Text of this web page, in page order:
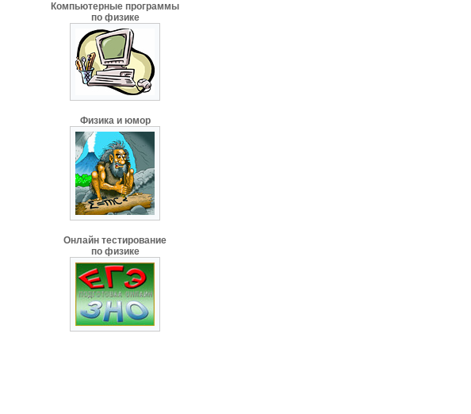
Компьютерные программы
по физике
Физика и юмор
Онлайн тестирование
по физике